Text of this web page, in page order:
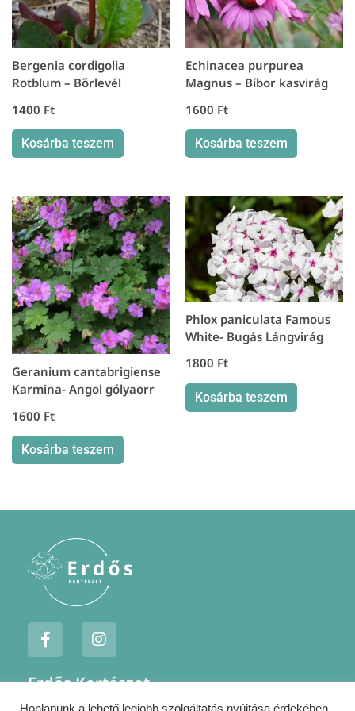
Bergenia cordigolia
Rotblum – Bőrlevél
1400 Ft
Kosárba teszem
Echinacea purpurea
Magnus – Bíbor kasvirág
1600 Ft
Kosárba teszem
Geranium cantabrigiense
Karmina- Angol gólyaorr
1600 Ft
Kosárba teszem
Phlox paniculata Famous
White- Bugás Lángvirág
1800 Ft
Kosárba teszem
F
a
c
e
I
n
s
t
Erdős Kertészet